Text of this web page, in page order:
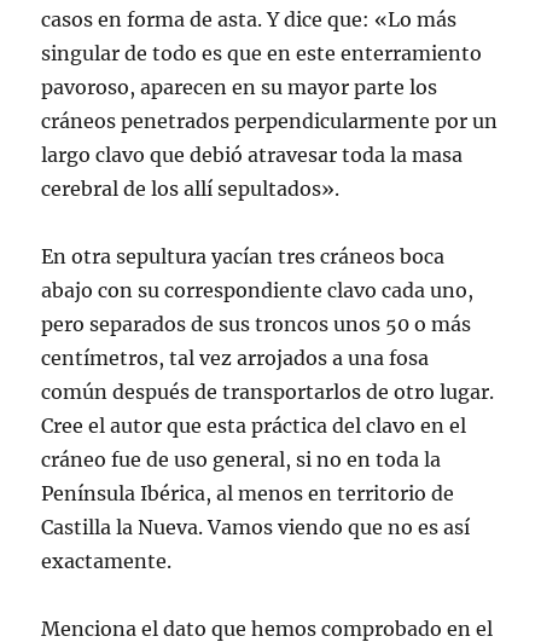
casos en forma de asta. Y dice que: «Lo más
singular de todo es que en este enterramiento
pavoroso, aparecen en su mayor parte los
cráneos penetrados perpendicularmente por un
largo clavo que debió atravesar toda la masa
cerebral de los allí sepultados».
En otra sepultura yacían tres cráneos boca
abajo con su correspondiente clavo cada uno,
pero separados de sus troncos unos 50 o más
centímetros, tal vez arrojados a una fosa
común después de transportarlos de otro lugar.
Cree el autor que esta práctica del clavo en el
cráneo fue de uso general, si no en toda la
Península Ibérica, al menos en territorio de
Castilla la Nueva. Vamos viendo que no es así
exactamente.
Menciona el dato que hemos comprobado en el